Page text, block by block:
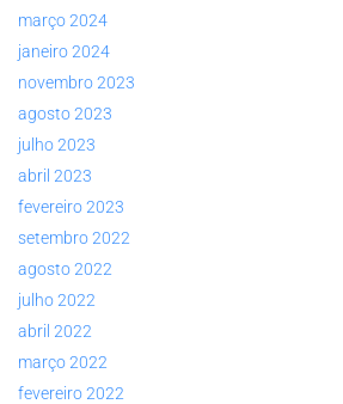
março 2024
janeiro 2024
novembro 2023
agosto 2023
julho 2023
abril 2023
fevereiro 2023
setembro 2022
agosto 2022
julho 2022
abril 2022
março 2022
fevereiro 2022